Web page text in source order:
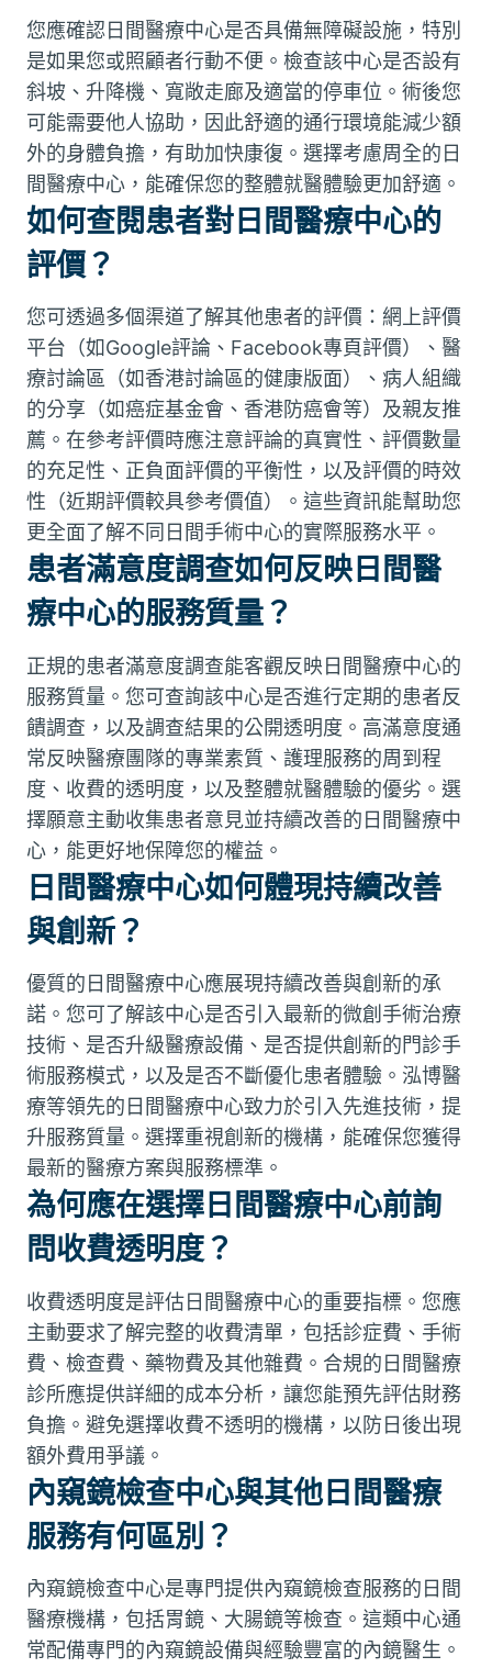
您應確認日間醫療中心是否具備無障礙設施，特別
是如果您或照顧者行動不便。檢查該中心是否設有
斜坡、升降機、寬敞走廊及適當的停車位。術後您
可能需要他人協助，因此舒適的通行環境能減少額
外的身體負擔，有助加快康復。選擇考慮周全的日
間醫療中心，能確保您的整體就醫體驗更加舒適。
如何查閱患者對日間醫療中心的
評價？
您可透過多個渠道了解其他患者的評價：網上評價
平台（如Google評論、Facebook專頁評價）、醫
療討論區（如香港討論區的健康版面）、病人組織
的分享（如癌症基金會、香港防癌會等）及親友推
薦。在參考評價時應注意評論的真實性、評價數量
的充足性、正負面評價的平衡性，以及評價的時效
性（近期評價較具參考價值）。這些資訊能幫助您
更全面了解不同日間手術中心的實際服務水平。
患者滿意度調查如何反映日間醫
療中心的服務質量？
正規的患者滿意度調查能客觀反映日間醫療中心的
服務質量。您可查詢該中心是否進行定期的患者反
饋調查，以及調查結果的公開透明度。高滿意度通
常反映醫療團隊的專業素質、護理服務的周到程
度、收費的透明度，以及整體就醫體驗的優劣。選
擇願意主動收集患者意見並持續改善的日間醫療中
心，能更好地保障您的權益。
日間醫療中心如何體現持續改善
與創新？
優質的日間醫療中心應展現持續改善與創新的承
諾。您可了解該中心是否引入最新的微創手術治療
技術、是否升級醫療設備、是否提供創新的門診手
術服務模式，以及是否不斷優化患者體驗。泓博醫
療等領先的日間醫療中心致力於引入先進技術，提
升服務質量。選擇重視創新的機構，能確保您獲得
最新的醫療方案與服務標準。
為何應在選擇日間醫療中心前詢
問收費透明度？
收費透明度是評估日間醫療中心的重要指標。您應
主動要求了解完整的收費清單，包括診症費、手術
費、檢查費、藥物費及其他雜費。合規的日間醫療
診所應提供詳細的成本分析，讓您能預先評估財務
負擔。避免選擇收費不透明的機構，以防日後出現
額外費用爭議。
內窺鏡檢查中心與其他日間醫療
服務有何區別？
內窺鏡檢查中心是專門提供內窺鏡檢查服務的日間
醫療機構，包括胃鏡、大腸鏡等檢查。這類中心通
常配備專門的內窺鏡設備與經驗豐富的內鏡醫生。